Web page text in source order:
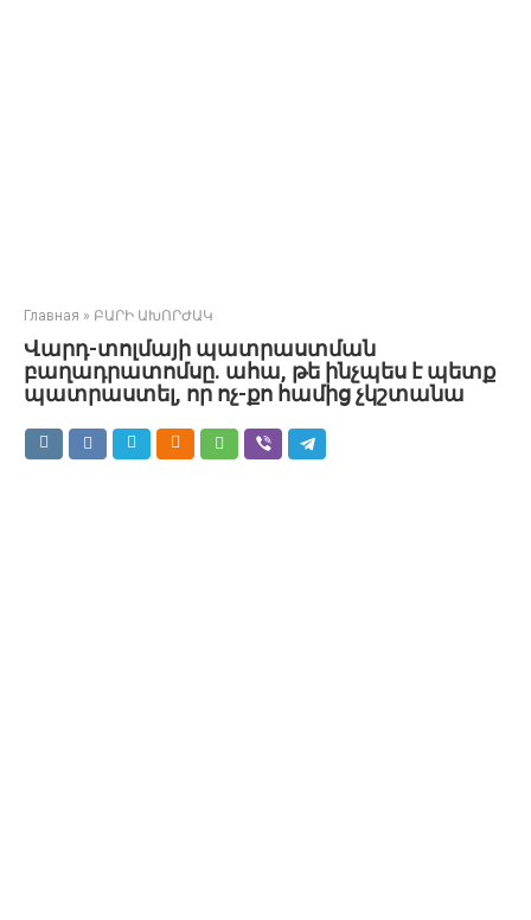
Главная » ԲԱՐԻ ԱԽՈՐԺԱԿ
Վարդ-տոլմայի պատրաստման
բաղադրատոմսը. ահա, թե ինչպես է պետք
պատրաստել, որ ոչ-քո համից չկշտանա